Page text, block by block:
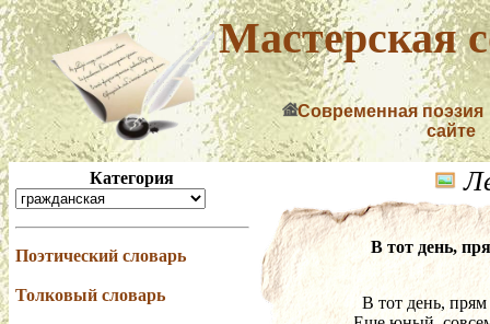
Мастерская
Современная поэзия
сайте
Категория
Поэтический словарь
Толковый словарь
В тот день,
В тот день,